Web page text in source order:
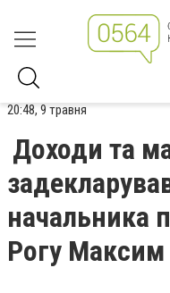
20:48, 9 травня
Доходи та
начальника
Рогу Максим